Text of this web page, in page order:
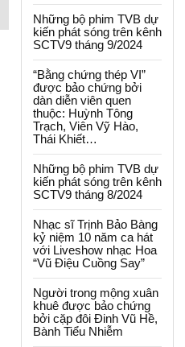
Những bộ phim TVB dự
kiến phát sóng trên kênh
SCTV9 tháng 9/2024
“Bằng chứng thép VI”
được bảo chứng bởi
dàn diễn viên quen
thuộc: Huỳnh Tông
Trạch, Viên Vỹ Hào,
Thái Khiết…
Những bộ phim TVB dự
kiến phát sóng trên kênh
SCTV9 tháng 8/2024
Nhạc sĩ Trịnh Bảo Bàng
kỷ niệm 10 năm ca hát
với Liveshow nhạc Hoa
“Vũ Điệu Cuồng Say”
Người trong mộng xuân
khuê được bảo chứng
bởi cặp đôi Đinh Vũ Hề,
Bành Tiểu Nhiễm